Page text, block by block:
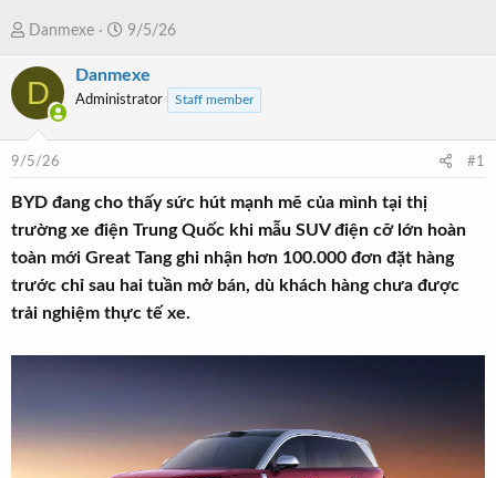
T
r
e
d
t
a
r
r
Danmexe
N
à
y
đ
ầ
u
9/5/26
D Danmexe
Administrator Staff member
9/5/26 #1
BYD đang cho thấy sức hút mạnh mẽ của mình tại thị
trường xe điện Trung Quốc khi mẫu SUV điện cỡ lớn hoàn
toàn mới Great Tang ghi nhận hơn 100.000 đơn đặt hàng
trước chỉ sau hai tuần mở bán, dù khách hàng chưa được
trải nghiệm thực tế xe.